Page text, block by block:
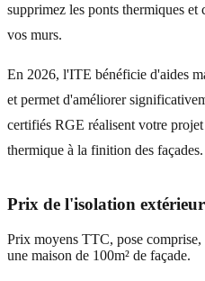
supprimez les ponts thermiques
vos murs.
En 2026, l'ITE bénéficie d'aides
et permet d'améliorer
certifiés RGE réalisent votre
thermique à la finition des façades.
Prix de l'isolation
Prix moyens TTC, pose
une maison de 100m² de façade.